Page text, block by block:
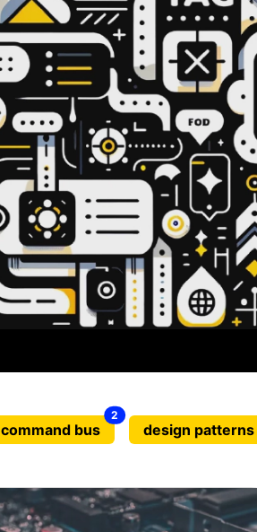
command bus
2
design patterns